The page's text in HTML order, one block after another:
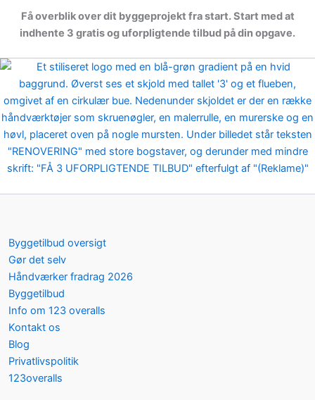
Få overblik over dit byggeprojekt fra start. Start med at
indhente 3 gratis og uforpligtende tilbud på din opgave.
Byggetilbud oversigt
Gør det selv
Håndværker fradrag 2026
Byggetilbud
Info om 123 overalls
Kontakt os
Blog
Privatlivspolitik
123overalls